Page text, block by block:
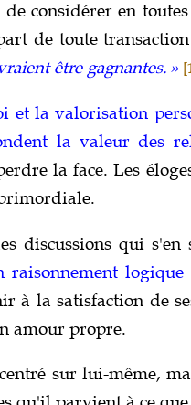
de considérer en
de toute
être gagnantes. »
et la valorisation
la valeur des
la face. Les
discussions qui s'en
raisonnement
à la satisfaction de
amour propre.
sur lui-même,